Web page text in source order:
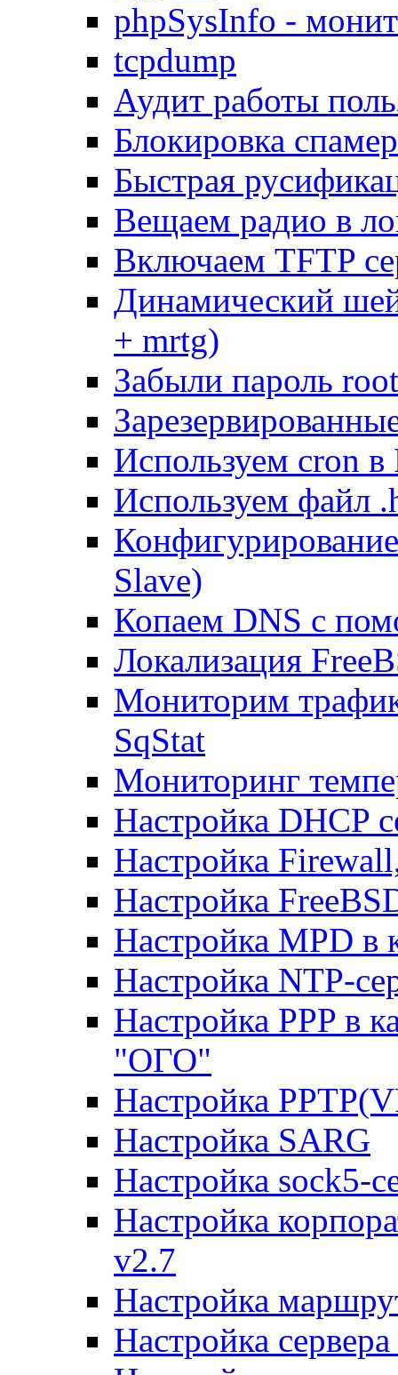
phpSysInfo -
tcpdump
Аудит работы
Блокировка
Быстрая
Вещаем радио в
Включаем TFTP
Динамический
+ mrtg)
Забыли пароль
Используем cron в
Используем файл
Slave)
Копаем DNS с
Локализация
Мониторим
SqStat
Мониторинг
Настройка DHCP
Настройка
Настройка
Настройка MPD в
Настройка NTP-
Настройка PPP в
"ОГО"
Настройка
Настройка SARG
Настройка sock5-
Настройка
v2.7
Настройка
Настройка